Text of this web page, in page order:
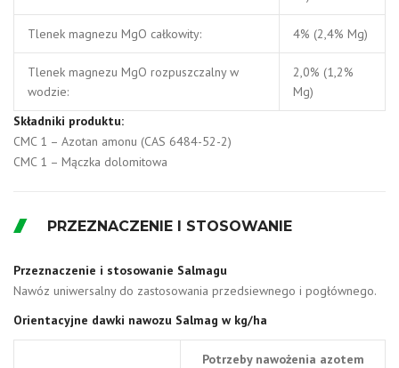
Tlenek magnezu MgO całkowity: 4% (2,4% Mg)
Tlenek magnezu MgO rozpuszczalny w
wodzie:
2,0% (1,2%
Mg)
Składniki produktu:
CMC 1 – Azotan amonu (CAS 6484-52-2)
CMC 1 – Mączka dolomitowa
PRZEZNACZENIE I STOSOWANIE
Przeznaczenie i stosowanie Salmagu
Nawóz uniwersalny do zastosowania przedsiewnego i pogłównego.
Orientacyjne dawki nawozu Salmag w kg/ha
Potrzeby nawożenia azotem